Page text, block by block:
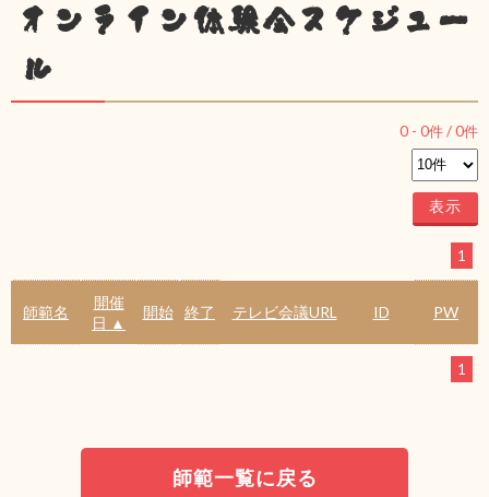
オンライン体験会スケジュー
ル
0 - 0件 /0件
1
師範名
開催
日 ▲
開始 終了 テレビ会議URL ID PW
1
師範一覧に戻る